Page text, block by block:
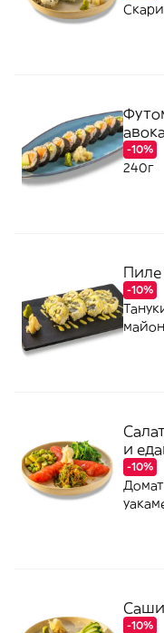
-10%
240г
Пиле
-10%
и
-10%
-10%